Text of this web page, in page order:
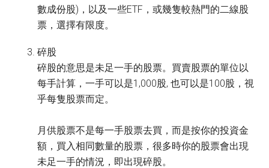
數成份股)，以及一些ETF，或幾隻較熱門的二線股
票，選擇有限度。
碎股
碎股的意思是未足一手的股票。買賣股票的單位以
每手計算，一手可以是1,000股, 也可以是100股，視
乎每隻股票而定。
月供股票不是每一手股票去買，而是按你的投資金
額，買入相同數量的股票，很多時你的股票會出現
未足一手的情況，即出現碎股。